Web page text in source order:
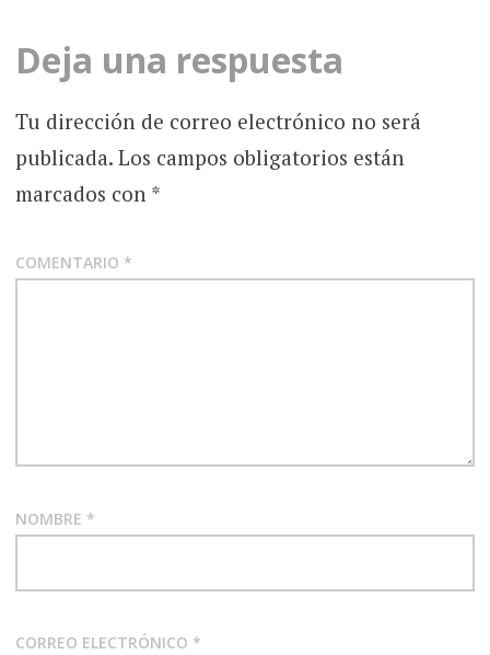
Deja una respuesta
Tu dirección de correo electrónico no será
publicada. Los campos obligatorios están
marcados con *
COMENTARIO *
NOMBRE *
CORREO ELECTRÓNICO *